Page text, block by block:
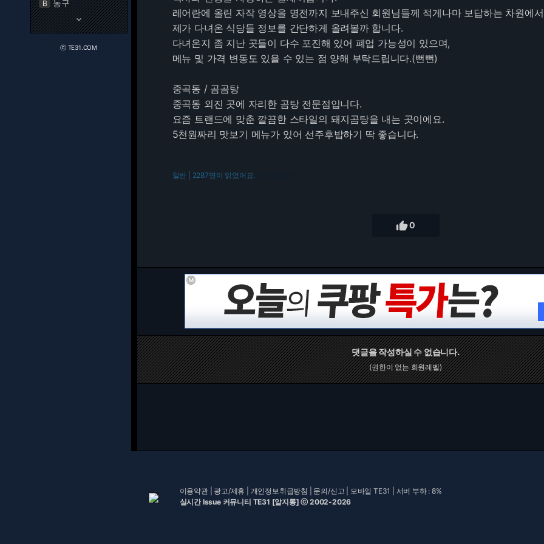
B 농구
keyboard_arrow_down
ⓒ TE31.COM
레어란에 올린 자작 영상을 명전까지 보내주신 회원님들께 적게나마 보답하는 차원에
제가 다녀온 식당들 정보를 간단하게 올려볼까 합니다.
다녀온지 좀 지난 곳들이 다수 포진해 있어 폐업 가능성이 있으며,
메뉴 및 가격 변동도 있을 수 있는 점 양해 부탁드립니다.(뻔뻔)
중곡동 / 곰곰탕
중곡동 외진 곳에 자리한 곰탕 전문점입니다.
요즘 트랜드에 맞춘 깔끔한 스타일의 돼지곰탕을 내는 곳이에요.
5천원짜리 맛보기 메뉴가 있어 선주후밥하기 딱 좋습니다.
일반 | 2287명이 읽었어요.
0
댓글을 작성하실 수 없습니다.
(권한이 없는 회원레벨)
이용약관| 광고/제휴 개인정보취급방침 문의/신고 모바일 TE31
| 서버 부하 : 8%
실시간 Issue 커뮤니티 TE31 [알지롱] ⓒ 2002-2026